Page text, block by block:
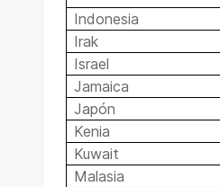
Indonesia
Irak
Israel
Jamaica
Japón
Kenia
Kuwait
Malasia